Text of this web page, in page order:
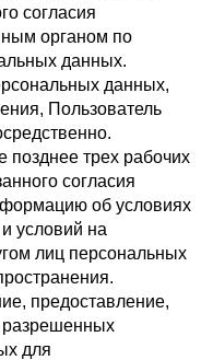
согласия
органом по
данных.
данных,
Пользователь
позднее трех рабочих
согласия
об условиях
условий на
лиц персональных
предоставление,
разрешенных
для